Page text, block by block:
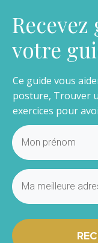
votre
Ce guide vous
posture, Trouver
exercices pour